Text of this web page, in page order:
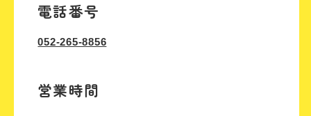
電話番号
052-265-8856
営業時間